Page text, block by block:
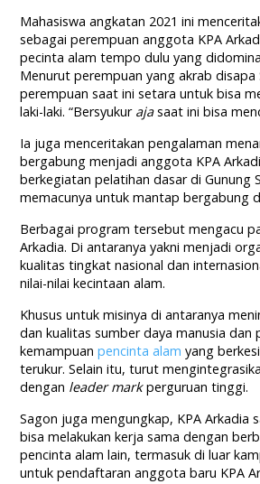
Mahasiswa angkatan 2021 ini
sebagai perempuan anggota KPA
pecinta alam tempo dulu yang
Menurut perempuan yang akrab disapa
perempuan saat ini setara untuk bisa
laki-laki. “Bersyukur ajasaat ini bisa
Ia juga menceritakan pengalaman
bergabung menjadi anggota KPA
berkegiatan pelatihan dasar di Gunung
memacunya untuk mantap bergabung
Berbagai program tersebut mengacu
Arkadia. Di antaranya yakni menjadi
kualitas tingkat nasional dan
nilai-nilai kecintaan alam.
Khusus untuk misinya di antaranya
dan kualitas sumber daya manusia dan
kemampuanpencinta alam yang
terukur. Selain itu, turut
dengan leader markperguruan tinggi.
Sagon juga mengungkap, KPA Arkadia
bisa melakukan kerja sama dengan
pencinta alam lain, termasuk di luar
untuk pendaftaran anggota baru KPA